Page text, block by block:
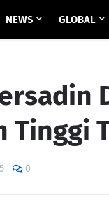
NEWS GLOBAL
Tinggi
0